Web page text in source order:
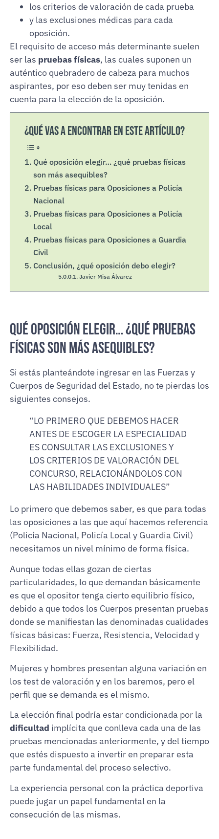
los criterios de valoración de cada prueba
y las exclusiones médicas para cada
oposición.
El requisito de acceso más determinante suelen
ser las pruebas físicas, las cuales suponen un
auténtico quebradero de cabeza para muchos
aspirantes, por eso deben ser muy tenidas en
cuenta para la elección de la oposición.
¿Qué vas a encontrar en este artículo?
Qué oposición elegir… ¿qué pruebas físicas
son más asequibles?
Pruebas físicas para Oposiciones a Policía
Nacional
Pruebas físicas para Oposiciones a Policía
Local
Pruebas físicas para Oposiciones a Guardia
Civil
Conclusión, ¿qué oposición debo elegir?
Javier Misa Álvarez
Qué oposición elegir… ¿qué pruebas
físicas son más asequibles?
Si estás planteándote ingresar en las Fuerzas y
Cuerpos de Seguridad del Estado, no te pierdas los
siguientes consejos.
“LO PRIMERO QUE DEBEMOS HACER
ANTES DE ESCOGER LA ESPECIALIDAD
ES CONSULTAR LAS EXCLUSIONES Y
LOS CRITERIOS DE VALORACIÓN DEL
CONCURSO, RELACIONÁNDOLOS CON
LAS HABILIDADES INDIVIDUALES”
Lo primero que debemos saber, es que para todas
las oposiciones a las que aquí hacemos referencia
(Policía Nacional, Policía Local y Guardia Civil)
necesitamos un nivel mínimo de forma física.
Aunque todas ellas gozan de ciertas
particularidades, lo que demandan básicamente
es que el opositor tenga cierto equilibrio físico,
debido a que todos los Cuerpos presentan pruebas
donde se manifiestan las denominadas cualidades
físicas básicas: Fuerza, Resistencia, Velocidad y
Flexibilidad.
Mujeres y hombres presentan alguna variación en
los test de valoración y en los baremos, pero el
perfil que se demanda es el mismo.
La elección final podría estar condicionada por la
dificultad implícita que conlleva cada una de las
pruebas mencionadas anteriormente, y del tiempo
que estés dispuesto a invertir en preparar esta
parte fundamental del proceso selectivo.
La experiencia personal con la práctica deportiva
puede jugar un papel fundamental en la
consecución de las mismas.